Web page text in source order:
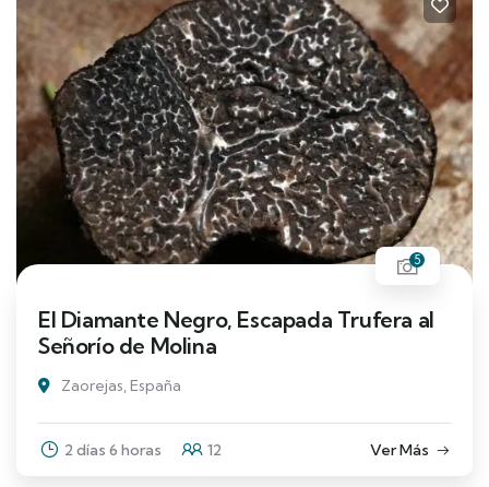
5
El Diamante Negro, Escapada Trufera al
Señorío de Molina
Zaorejas, España
2 días 6 horas 12 Ver Más